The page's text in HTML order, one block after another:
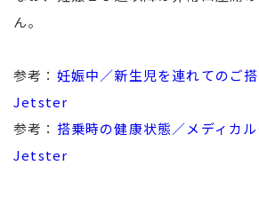
ん。
参考： 妊娠中／新生児を連れてのご搭
Jetster
参考： 搭乗時の健康状態／メディカル
Jetster